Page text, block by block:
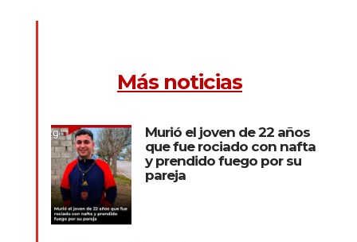
Más noticias
Murió el joven de 22 años
que fue rociado con nafta
y prendido fuego por su
pareja